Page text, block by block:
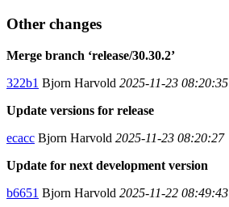
Other changes
Merge branch ‘release/30.30.2’
322b1 Bjorn Harvold 2025-11-23 08:20:35
Update versions for release
ecacc Bjorn Harvold 2025-11-23 08:20:27
Update for next development version
b6651 Bjorn Harvold 2025-11-22 08:49:43